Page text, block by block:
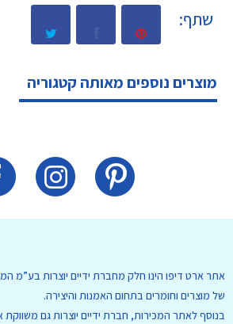
שתף:
מוצרים נוספים מאותה קטגוריה
אתר ארט דיפו הינו חלק מחברת ידיים יוצרות בע”מ
של מוצרים וחומרים בתחום האמנות והיצירה.
בנוסף לאתר המכירות, חברת ידיים יוצרות גם